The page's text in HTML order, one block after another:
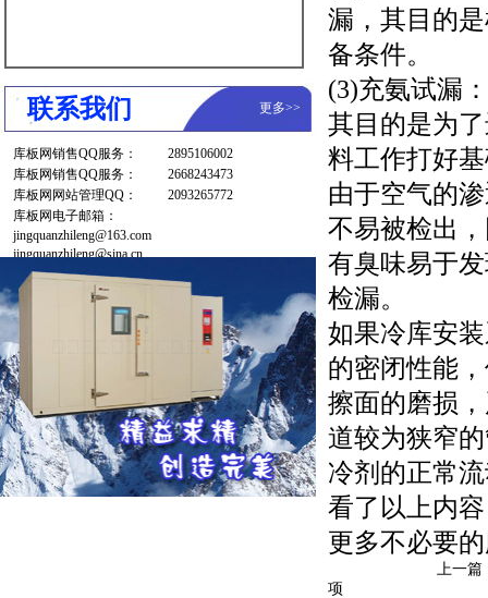
联系我们 更多>>
库板网销售QQ服务：
2895106002
库板网销售QQ服务：
2668243473
库板网网站管理QQ：
2093265772
库板网电子邮箱：
jingquanzhileng@163.com
jingquanzhileng@sina.cn
漏，其目的
备条件。
(3)充氨试漏
其目的是为
料工作打好
由于空气的
不易被检出
有臭味易于
检漏。
如果冷库安
的密闭性能
擦面的磨损
道较为狭窄
冷剂的正常
看了以上内
更多不必要
上一篇
项